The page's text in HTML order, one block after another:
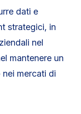
dati e
strategici, in
nel
mantenere un
mercati di